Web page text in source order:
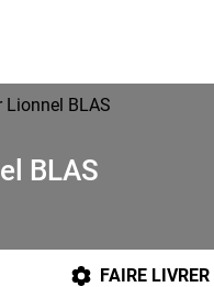
Lionnel BLAS
BLAS
FAIRE